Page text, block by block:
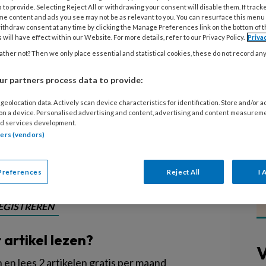
in combinatie met het
steeds lastiger om de groepen
Fryslân Werkt!
en Kinderwoud hebben de
tegen het personeelstekort.
lezen?
lees 2 artikelen gratis per maand
to provide. Selecting Reject All or withdrawing your consent will disable them. If
content and ads you see may not be as relevant to you. You can resurface this
consent at any time by clicking the Manage Preferences link on the bottom of
will have effect within our Website. For more details, refer to our Privacy Policy.
not? Then we only place essential and statistical cookies, these do not record
partners process data to provide:
data. Actively scan device characteristics for identification. Store and/or
a device. Personalised advertising and content, advertising and content
services development.
(vendors)
Reject All I